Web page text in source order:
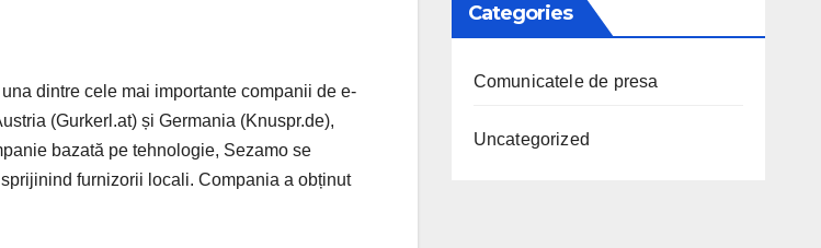
una dintre cele mai importante companii de e-
(Gurkerl.at) și Germania (Knuspr.de),
bazată pe tehnologie, Sezamo se
furnizorii locali. Compania a obținut
Categories
Comunicatele de presa
Uncategorized